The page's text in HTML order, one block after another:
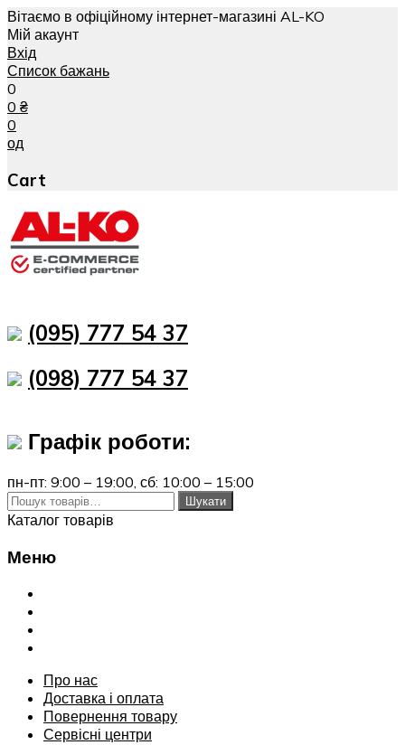
Вітаємо в офіційному інтернет-магазині AL-KO
Мій акаунт
Вхід
Список бажань
0
0 ₴
0
од
Cart
(095) 777 54 37
(098) 777 54 37
Графік роботи:
пн-пт: 9:00 – 19:00, сб: 10:00 – 15:00
Шукати:
Шукати
Каталог товарів
Меню
Переглянути
Про нас
Доставка і оплата
Повернення товару
Сервісні центри